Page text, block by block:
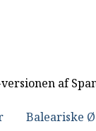
af
Baleariske